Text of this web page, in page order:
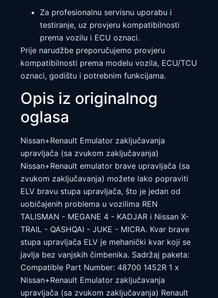
Za profesionalnu servisnu uporabu i
testiranje, uz provjeru kompatibilnosti
prema vozilu i ECU oznaci.
Prije narudžbe preporučujemo provjeru
kompatibilnosti prema modelu vozila, ECU/TCU
oznaci, godištu i potrebnim funkcijama.
Opis iz originalnog
oglasa
Nissan+Renault Emulator zaključavanja
upravljača (sa zvukom zaključavanja)
Nissan+Renault emulator brave upravljača (sa
zvukom zaključavanja) možete lako popraviti
ELV bravu stupa upravljača, što je jedan od
uobičajenih problema u vozilima REN
TALISMAN - MEGANE 4 - KADJAR i Nissan X-
TRAIL - QASHQAI - JUKE - MICRA. Kvar brave
stupa upravljača ELV je mehanički kvar koji se
javlja bez vanjskih čimbenika. Sadržaj paketa:
Compatible Part Number: 48700 1452R 1 x
Nissan+Renault Emulator zaključavanja
upravljača (sa zvukom zaključavanja) Renault